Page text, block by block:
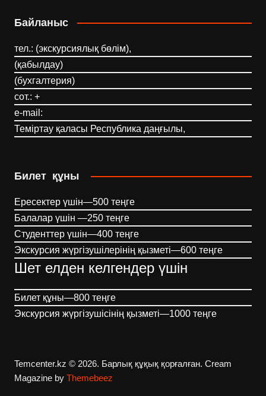
Байланыс
тел.: (экскурсиялық бөлім),
(қабылдау)
(бухгалтерия)
сот.: +
e-mail:
Теміртау қаласы Республика даңғылы,
Билет құны
Ересектер үшін—500 теңге
Балалар үшін —250 теңге
Студенттер үшін—400 теңге
Экскурсия жүргізушілерінің қызметі—600 теңге
Шет елден келгендер үшін
Билет құны—800 теңге
Экскурсия жүргізушісінің қызметі—1000 теңге
Temcenter.kz © 2026. Барлық құқық қорғалған. Cream
Magazine by Themebeez